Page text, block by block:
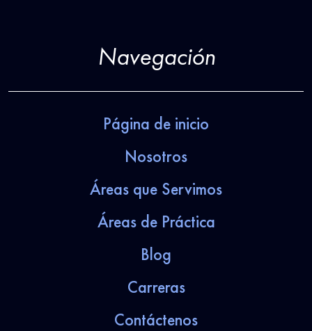
Navegación
Página de inicio
Nosotros
Áreas que Servimos
Áreas de Práctica
Blog
Carreras
Contáctenos